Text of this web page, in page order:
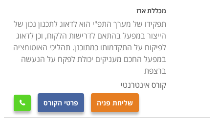
הייצור, הרכש, והטכנולוגיה. כל סטודנט יכול לבחור את
תחום ההתמחות שלו על פי אופי עבודתו הנוכחית, או על פי
העבודה בה הוא ירצה לעסוק לאחר סיום הקורס .
מכללת ארז
תפקידו של מערך התפ"י הוא לדאוג לתכנון נכון של
הייצור במפעל בהתאם לדרישות הלקוח, וכן לדאוג
לפיקוח על התקדמותו כמתוכנן. תהליכי האוטומציה
במפעל החכם מעניקים יכולת לפקח על הנעשה
ברצפת
קורס אינטרנטי
שליחת פניה פרטי הקורס 